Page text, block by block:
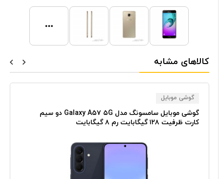
کالاهای مشابه
گوشی موبایل
گوشی موبایل سامسونگ مدل Galaxy A۵۷ ۵G دو سیم
کارت ظرفیت ۱۲۸ گیگابایت رم ۸ گیگابایت